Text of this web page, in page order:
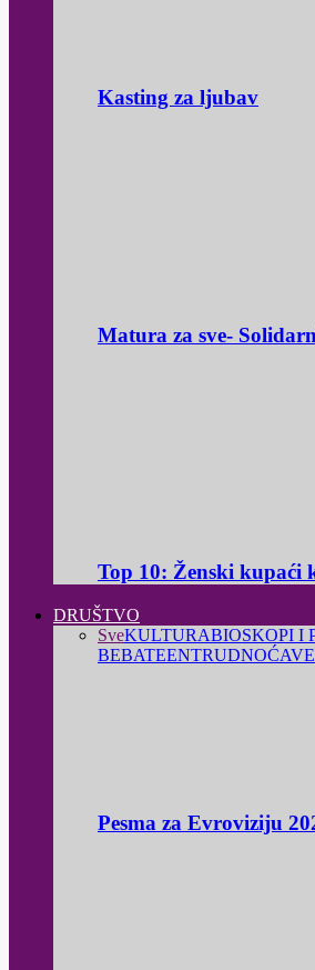
Kasting za ljubav
Matura za sve-
Top 10: Ženski kupaći
DRUŠTVO
SveKULTURABIOSKOPI I
BEBATEENTRUDNOĆA
Pesma za Evroviziju